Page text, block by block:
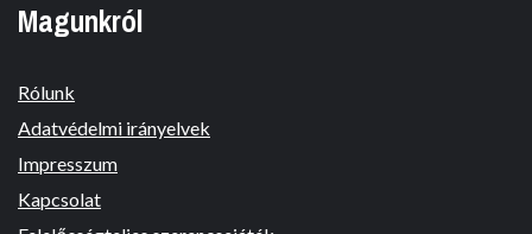
Magunkról
Rólunk
Adatvédelmi irányelvek
Impresszum
Kapcsolat